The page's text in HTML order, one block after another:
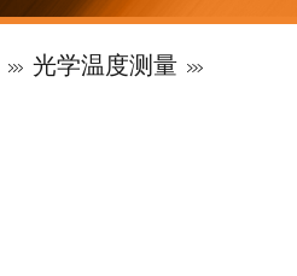
光学温度测量